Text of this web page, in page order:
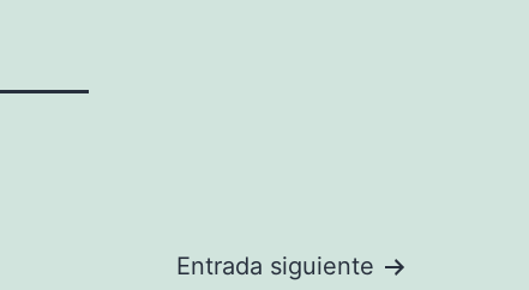
Entrada siguiente